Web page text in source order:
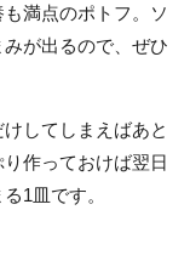
満点のポトフ。ソ
が出るので、ぜひ
してしまえばあと
作っておけば翌日
1皿です。